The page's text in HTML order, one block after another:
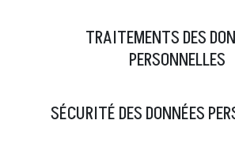
TRAITEMENTS DES
PERSONNELLES
SÉCURITÉ DES DONNÉES